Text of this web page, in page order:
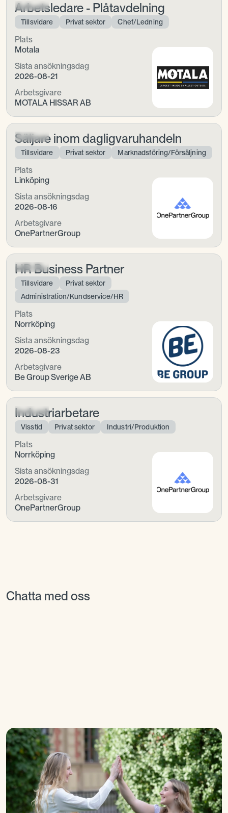
Arbetsledare - Plåtavdelning
Tillsvidare Privat sektor Chef/Ledning
Plats
Motala
Sista ansökningsdag
2026-08-21
Arbetsgivare
MOTALA HISSAR AB
Säljare inom dagligvaruhandeln
Tillsvidare Privat sektor Marknadsföring/Försäljning
Plats
Linköping
Sista ansökningsdag
2026-08-16
Arbetsgivare
OnePartnerGroup
HR Business Partner
Tillsvidare
Privat sektor
Administration/Kundservice/HR
Plats
Norrköping
Sista ansökningsdag
2026-08-23
Arbetsgivare
Be Group Sverige AB
Industriarbetare
Visstid Privat sektor Industri/Produktion
Plats
Norrköping
Sista ansökningsdag
2026-08-31
Arbetsgivare
OnePartnerGroup
Chatta med oss